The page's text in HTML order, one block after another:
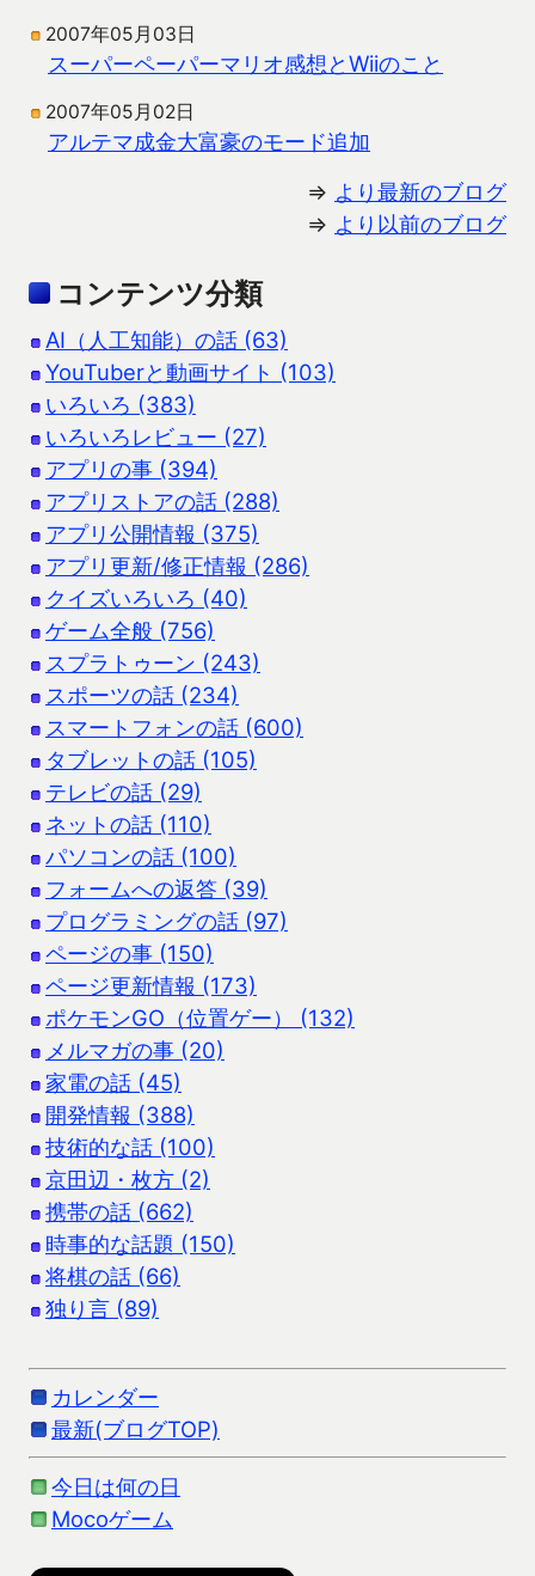
2007年05月03日
スーパーペーパーマリオ感想とWiiのこと
2007年05月02日
アルテマ成金大富豪のモード追加
⇒ より最新のブログ
⇒ より以前のブログ
コンテンツ分類
AI（人工知能）の話 (63)
YouTuberと動画サイト (103)
いろいろ (383)
いろいろレビュー (27)
アプリの事 (394)
アプリストアの話 (288)
アプリ公開情報 (375)
アプリ更新/修正情報 (286)
クイズいろいろ (40)
ゲーム全般 (756)
スプラトゥーン (243)
スポーツの話 (234)
スマートフォンの話 (600)
タブレットの話 (105)
テレビの話 (29)
ネットの話 (110)
パソコンの話 (100)
フォームへの返答 (39)
プログラミングの話 (97)
ページの事 (150)
ページ更新情報 (173)
ポケモンGO（位置ゲー） (132)
メルマガの事 (20)
家電の話 (45)
開発情報 (388)
技術的な話 (100)
京田辺・枚方 (2)
携帯の話 (662)
時事的な話題 (150)
将棋の話 (66)
独り言 (89)
カレンダー
最新(ブログTOP)
今日は何の日
Mocoゲーム